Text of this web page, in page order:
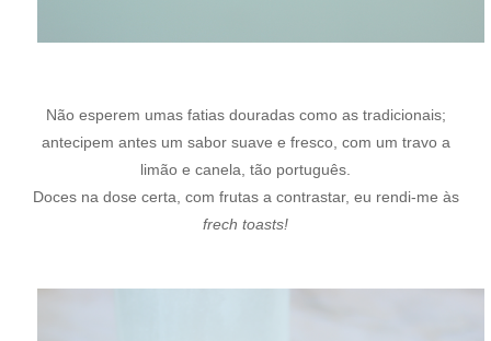
Não esperem umas fatias douradas como as tradicionais;
antecipem antes um sabor suave e fresco, com um travo a
limão e canela, tão português.
Doces na dose certa, com frutas a contrastar, eu rendi-me às
frech toasts!